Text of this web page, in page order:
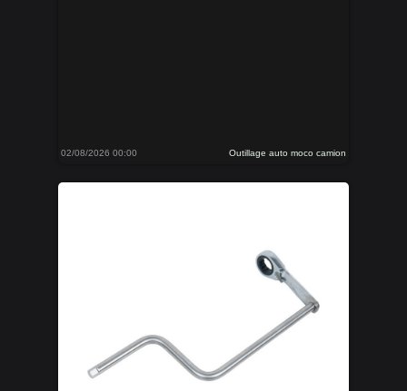
02/08/2026 00:00 Outillage auto moco camion